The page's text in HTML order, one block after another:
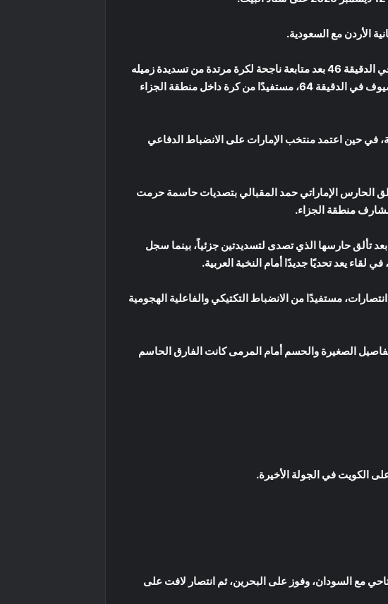
الأردن مع السعودية.
وجاءت المباراة متكافئة على مدار الشوطين، حيث افتتح المنتخب الجزائري التسجيل عبر عادل بولبينة في الدقيقة 46 بعد متابعة ناجحة لكرة مرتدة من تسديدة زميله
ياسين براهيمي، لكن المنتخب الإماراتي لم يتأخر في الرد، حيث نجح برونو أوليفيرا في تعديل النتيجة للضيوف في الدقيقة 64، مستفيدًا من كرة داخل منطقة الجزاء
في حين اعتمد منتخب الإمارات على الانضباط الدفاعي
الحارس الإماراتي حمد المقبالي بتصديات حاسمة حرمت
بعد تألق حارسها الذي تصدى لتسديدتين جزئياً، بينما سجل
لقاء يعد تحديًا جديدًا أمام النخبة العربية.
مستفيدًا من الانضباط التكتيكي والفاعلية الهجومية
الصغيرة والحسم أمام المرمى كانت الفارق الحاسم
تصدر مجموعته برصيد 7 نقاط بعد تعادل افتتاحي مع السودان، وفوز على البحرين، ثم انتصار لافت على